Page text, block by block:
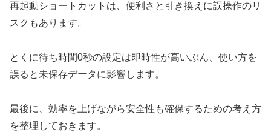
再起動ショートカットは、便利さと引き換えに誤操作のリ
スクもあります。
とくに待ち時間0秒の設定は即時性が高いぶん、使い方を
誤ると未保存データに影響します。
最後に、効率を上げながら安全性も確保するための考え方
を整理しておきます。